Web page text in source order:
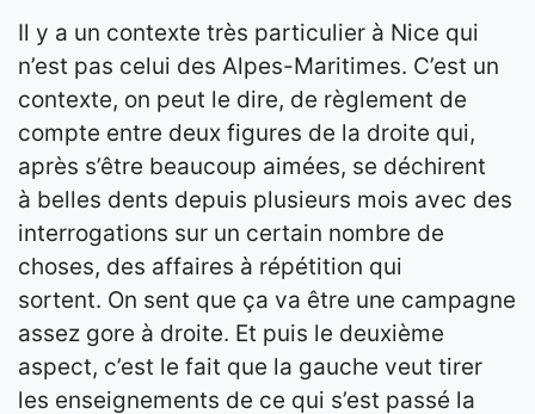
Il y a un contexte très particulier à Nice qui
n’est pas celui des Alpes-Maritimes. C’est un
contexte, on peut le dire, de règlement de
compte entre deux figures de la droite qui,
après s’être beaucoup aimées, se déchirent
à belles dents depuis plusieurs mois avec des
interrogations sur un certain nombre de
choses, des affaires à répétition qui
sortent. On sent que ça va être une campagne
assez gore à droite. Et puis le deuxième
aspect, c’est le fait que la gauche veut tirer
les enseignements de ce qui s’est passé la